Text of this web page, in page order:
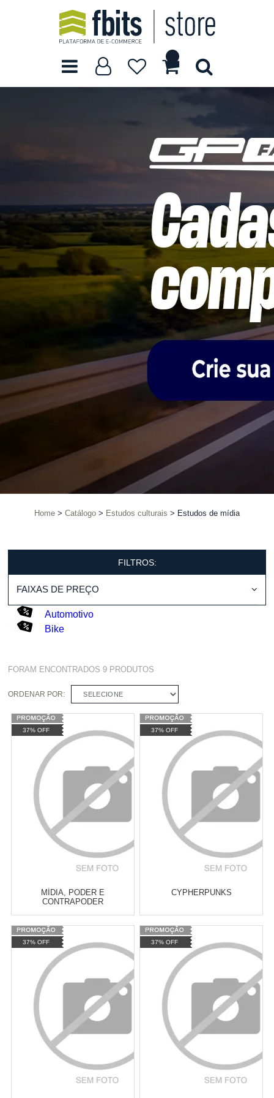
Home Catálogo Estudos culturais Estudos de mídia
FILTROS:
FAIXAS DE PREÇO
Automotivo
Bike
FORAM ENCONTRADOS9 PRODUTOS
ORDENAR POR: SELECIONE
37% OFF
MÍDIA, PODER E
CONTRAPODER
Varejo:
Atacado: R$ 2.550,90 (Apenas
Revendedor)
10 x
ESTUDOS DE MÍDIA
COMPRAR
37% OFF
CYPHERPUNKS
Varejo:
Atacado: R$ 2.550,90 (Apenas
Revendedor)
10
ESTUDOS DE MÍDIA
COMPRAR
37% OFF 37% OFF